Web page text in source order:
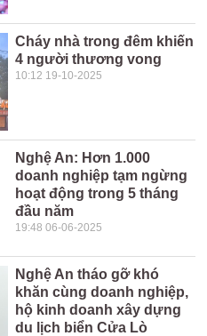
Cháy nhà trong đêm khiến
4 người thương vong
10:12 19-10-2025
Nghệ An: Hơn 1.000
doanh nghiệp tạm ngừng
hoạt động trong 5 tháng
đầu năm
19:48 06-06-2025
Nghệ An tháo gỡ khó
khăn cùng doanh nghiệp,
hộ kinh doanh xây dựng
du lịch biển Cửa Lò